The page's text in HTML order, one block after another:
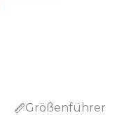
Größenführer